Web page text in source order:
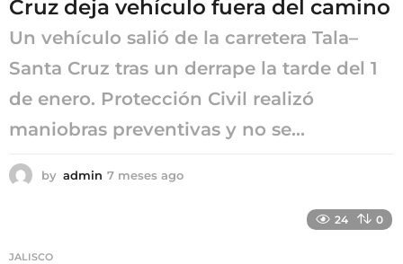
Cruz deja vehículo fuera del camino
Un vehículo salió de la carretera Tala–
Santa Cruz tras un derrape la tarde del 1
de enero. Protección Civil realizó
maniobras preventivas y no se...
by admin 7 meses ago
24 0
JALISCO